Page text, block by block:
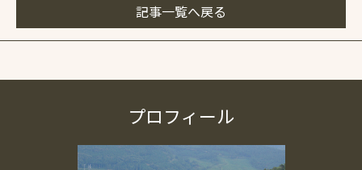
記事一覧へ戻る
プロフィール